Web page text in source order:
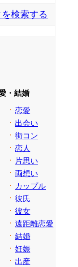
検索する
・結婚
恋愛
出会い
街コン
恋人
片思い
両想い
カップル
彼氏
彼女
遠距離恋愛
結婚
妊娠
出産